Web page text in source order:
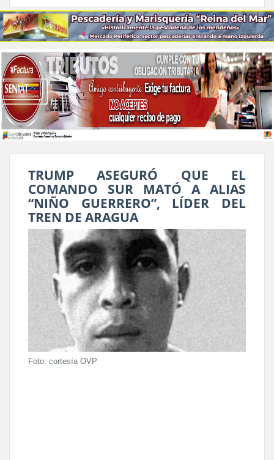
TRUMP ASEGURÓ QUE EL
COMANDO SUR MATÓ A ALIAS
“NIÑO GUERRERO”, LÍDER DEL
TREN DE ARAGUA
Foto: cortesía OVP